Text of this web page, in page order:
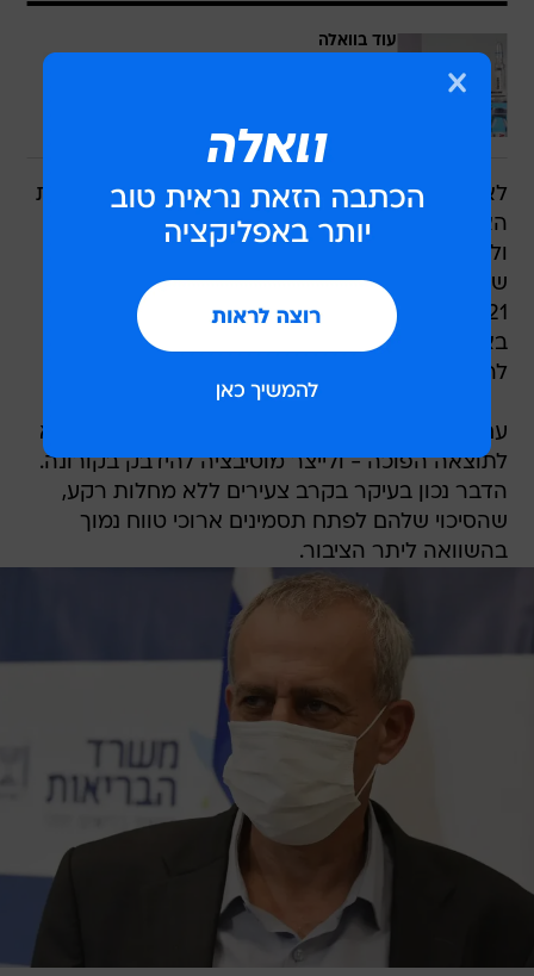
עוד בוואלה
לאחר הגעת החיסונים, התכנית החדשה תתמרץ את
האוכלוסייה להתחסן על ידי מתן אישורים מיוחדים,
ולתכנן לטווח ארוך את החלוקה בין המחוסנים לאלו
שלא. החיסונים יגיעו לישראל בגלים לכל אורך שנת
2021, ולכן במשך כל השנה הבאה יהיו קבוצות
באוכלוסייה שיוכלו לחזור לשגרה, וכאלו שיצטרכו
להמתין עד מתן החיסון.
עם זאת, במתכונתה הנוכחית, התכנית עלולה להביא
לתוצאה הפוכה - ולייצר מוטיבציה להידבק בקורונה.
הדבר נכון בעיקר בקרב צעירים ללא מחלות רקע,
שהסיכוי שלהם לפתח תסמינים ארוכי טווח נמוך
בהשוואה ליתר הציבור.